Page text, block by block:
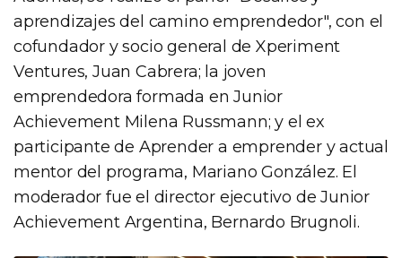
aprendizajes del camino emprendedor", con el
cofundador y socio general de Xperiment
Ventures, Juan Cabrera; la joven
emprendedora formada en Junior
Achievement Milena Russmann; y el ex
participante de Aprender a emprender y actual
mentor del programa, Mariano González. El
moderador fue el director ejecutivo de Junior
Achievement Argentina, Bernardo Brugnoli.